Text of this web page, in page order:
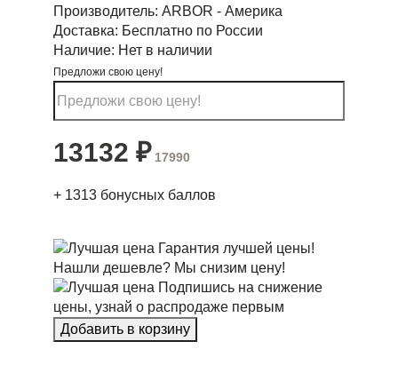
Производитель: ARBOR - Америка
Доставка: Бесплатно по России
Наличие: Нет в наличии
Предложи свою цену!
13132 ₽ 17990
+ 1313 бонусных баллов
Гарантия лучшей цены!
Нашли дешевле? Мы снизим цену!
Подпишись на снижение
цены, узнай о распродаже первым